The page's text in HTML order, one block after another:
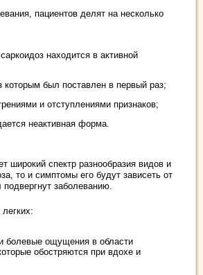
пациентов делят на несколько
находится в активной
которым был поставлен в первый раз;
и отступлениями признаков;
неактивная форма.
широкий спектр разнообразия видов и
то и симптомы его будут зависеть от
подвергнут заболеванию.
болевые ощущения в области
обостряются при вдохе и